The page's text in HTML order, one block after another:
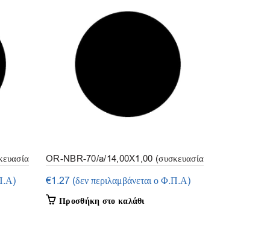
OR-NBR-70/a/14,00X1,00 (συσκευασία
50τμ.)
€1.27 (δεν περιλαμβάνεται ο Φ.Π.Α)
Προσθήκη στο καλάθι